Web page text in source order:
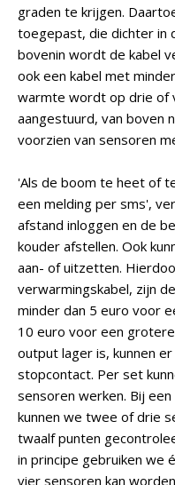
graden te krijgen.
toegepast, die dichter in
bovenin wordt de kabel
ook een kabel met
warmte wordt op drie of
aangestuurd, van boven
voorzien van sensoren
'Als de boom te heet of
een melding per sms',
afstand inloggen en de
kouder afstellen. Ook
aan- of uitzetten.
verwarmingskabel, zijn
minder dan 5 euro voor
10 euro voor een
output lager is, kunnen
stopcontact. Per set
sensoren werken. Bij
kunnen we twee of drie
twaalf punten
in principe gebruiken we
vier sensoren kan